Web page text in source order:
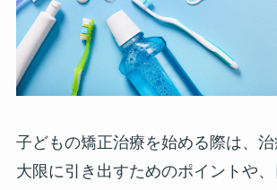
子どもの矯正治療を始める際は、
大限に引き出すためのポイントや